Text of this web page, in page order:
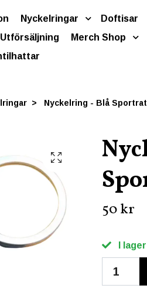
Nyckelringar
Doftisar
Utförsäljning
Merch Shop
Nyckelring - Blå
50 kr
I lager